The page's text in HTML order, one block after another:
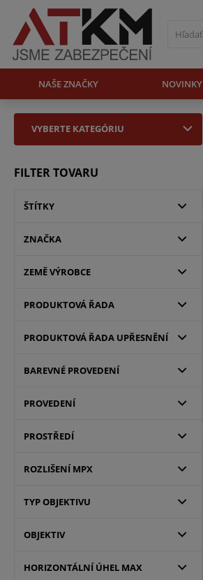
NAŠE ZNAČKY NOVINKY
VYBERTE KATEGÓRIU
FILTER TOVARU
ŠTÍTKY
ZNAČKA
ZEMĚ VÝROBCE
PRODUKTOVÁ ŘADA
PRODUKTOVÁ ŘADA UPŘESNĚNÍ
BAREVNÉ PROVEDENÍ
PROVEDENÍ
PROSTŘEDÍ
ROZLIŠENÍ MPX
TYP OBJEKTIVU
OBJEKTIV
HORIZONTÁLNÍ ÚHEL MAX